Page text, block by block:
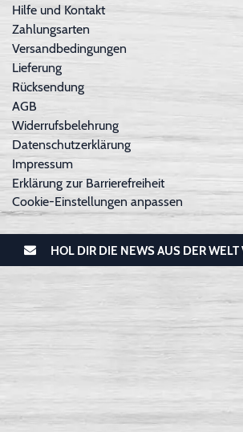
Hilfe und Kontakt
Zahlungsarten
Versandbedingungen
Lieferung
Rücksendung
AGB
Widerrufsbelehrung
Datenschutzerklärung
Impressum
Erklärung zur Barrierefreiheit
Cookie-Einstellungen anpassen
HOL DIR DIE NEWS AUS DER